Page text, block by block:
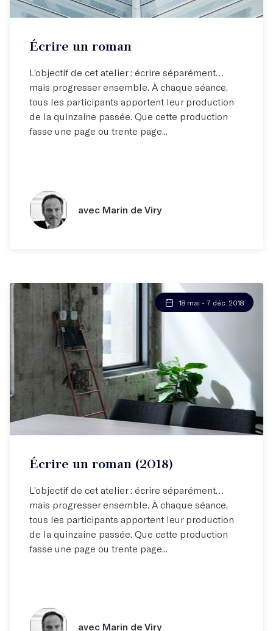
Écrire un roman
L’objectif de cet atelier : écrire séparément…
mais progresser ensemble. À chaque séance,
tous les participants apportent leur production
de la quinzaine passée. Que cette production
fasse une page ou trente page...
avec Marin de Viry
18 mai - 7 déc. 2018
Écrire un roman (2018)
L’objectif de cet atelier : écrire séparément…
mais progresser ensemble. À chaque séance,
tous les participants apportent leur production
de la quinzaine passée. Que cette production
fasse une page ou trente page...
avec Marin de Viry